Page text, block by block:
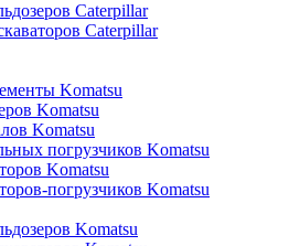
Caterpillar
Caterpillar
Komatsu
Komatsu
Komatsu
погрузчиков Komatsu
Komatsu
погрузчиков Komatsu
Komatsu